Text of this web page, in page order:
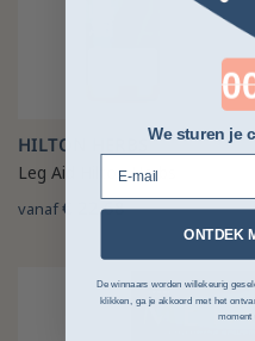
HILTON HERBS
Leg Aid Hilton Herbs
vanaf€ 22,68
We sturen je
E-mail
ONTDEK
De winnaars worden willekeurig
klikken, ga je akkoord met het
moment